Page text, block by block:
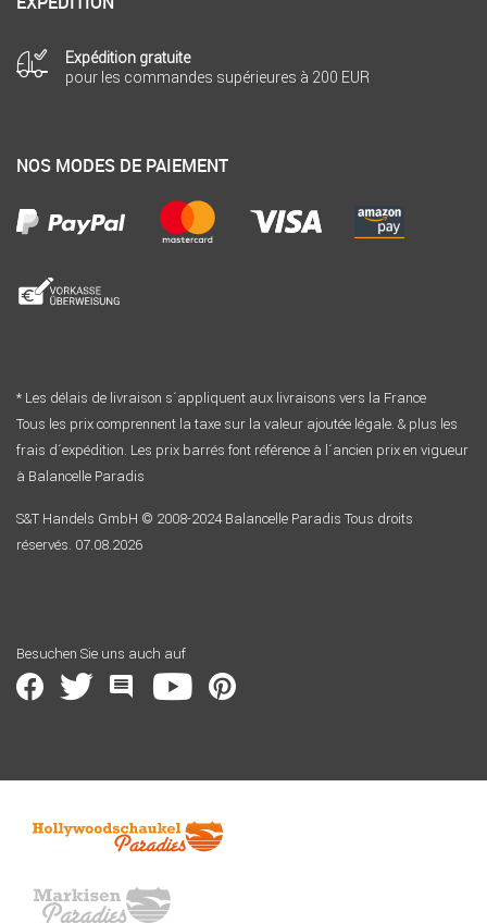
Expédition gratuite
pour les commandes supérieures à 200 EUR
NOS MODES DE PAIEMENT
* Les délais de livraison s´appliquent aux livraisons vers la France
Tous les prix comprennent la taxe sur la valeur ajoutée légale. & plus les
frais d´expédition. Les prix barrés font référence à l´ancien prix en vigueur
à Balancelle Paradis
S&T Handels GmbH © 2008-2024 Balancelle Paradis Tous droits
réservés. 07.08.2026
Besuchen Sie uns auch auf